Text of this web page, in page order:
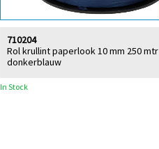
Rol krullint paperlook 10 mm 250 mtr
donkerblauw
710204
In Stock